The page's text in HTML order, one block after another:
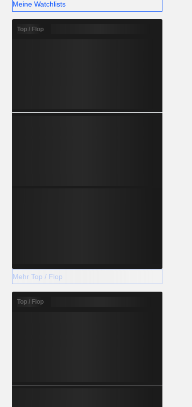
Meine Watchlists
Top / Flop
Mehr Top / Flop
Top / Flop